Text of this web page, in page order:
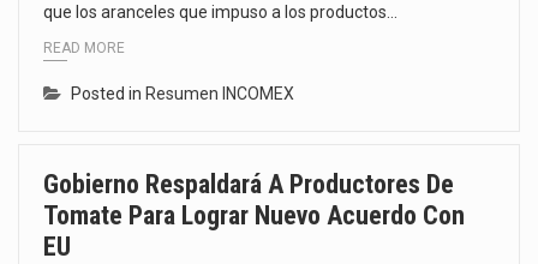
que los aranceles que impuso a los productos…
READ MORE
Posted in Resumen INCOMEX
Gobierno Respaldará A Productores De
Tomate Para Lograr Nuevo Acuerdo Con
EU